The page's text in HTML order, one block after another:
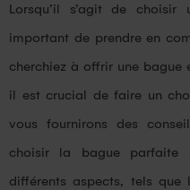
Lorsqu’il s’agit de
important de prendre en
cherchiez à offrir une bague
il est crucial de faire un
vous fournirons des
choisir la bague parfaite
différents aspects, tels